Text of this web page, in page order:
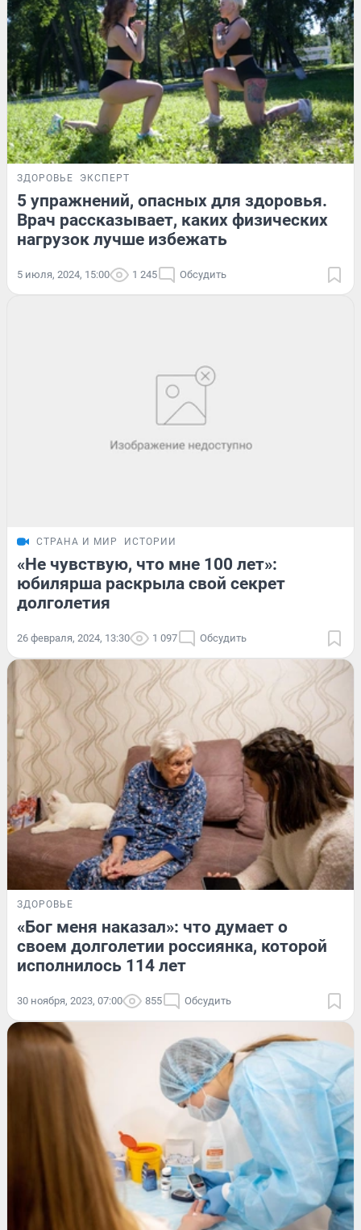
ЗДОРОВЬЕ ЭКСПЕРТ
5 упражнений, опасных для здоровья.
Врач рассказывает, каких физических
нагрузок лучше избежать
5 июля, 2024, 15:00 1 245 Обсудить
СТРАНА И МИР ИСТОРИИ
«Не чувствую, что мне 100 лет»:
юбилярша раскрыла свой секрет
долголетия
26 февраля, 2024, 13:30 1 097 Обсудить
ЗДОРОВЬЕ
«Бог меня наказал»: что думает о
своем долголетии россиянка, которой
исполнилось 114 лет
30 ноября, 2023, 07:00 855 Обсудить